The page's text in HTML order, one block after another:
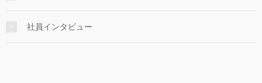
社員インタビュー